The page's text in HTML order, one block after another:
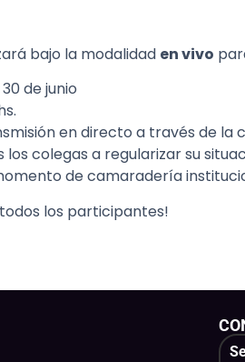
bajo la modalidad en vivo
de junio
en directo a través de la
los colegas a regularizar su
de camaradería
los participantes!